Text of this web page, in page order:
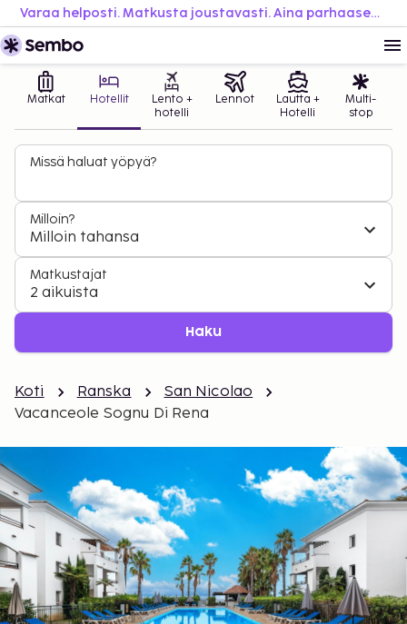
Varaa helposti. Matkusta joustavasti. Aina parhaaseen hintaan.
Matkat Hotellit
Lento +
hotelli
Lennot
Lautta +
Hotelli
Multi-
stop
Missä haluat yöpyä?
Milloin?
Milloin tahansa
Matkustajat
2 aikuista
Haku
Koti Ranska
San Nicolao
Vacanceole Sognu Di Rena